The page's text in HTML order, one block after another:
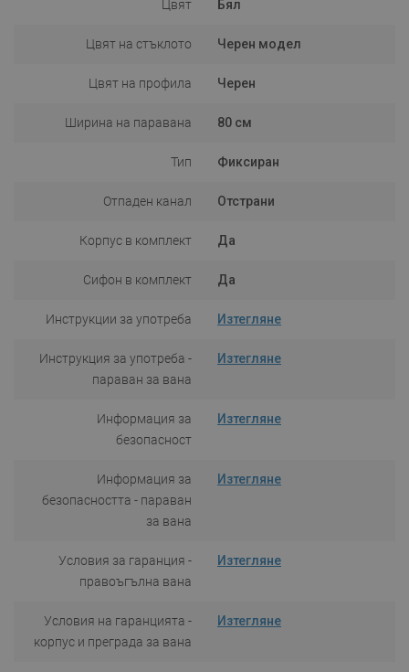
Цвят Бял
Цвят на стъклото Черен модел
Цвят на профила Черен
Ширина на паравана 80 см
Тип Фиксиран
Отпаден канал Отстрани
Корпус в комплект Да
Сифон в комплект Да
Инструкции за употреба Изтегляне
Инструкция за употреба -
параван за вана
Изтегляне
Информация за
безопасност
Изтегляне
Информация за
безопасността - параван
за вана
Изтегляне
Условия за гаранция -
правоъгълна вана
Изтегляне
Условия на гаранцията -
корпус и преграда за вана
Изтегляне